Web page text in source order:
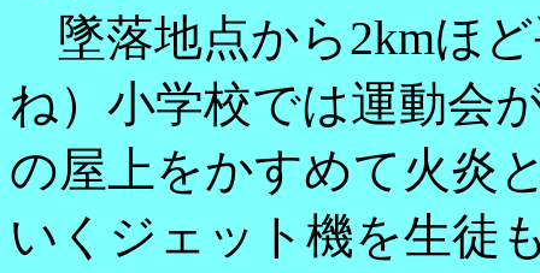
墜落地点から2kmほ
ね）小学校では運動会
の屋上をかすめて火炎
いくジェット機を生徒